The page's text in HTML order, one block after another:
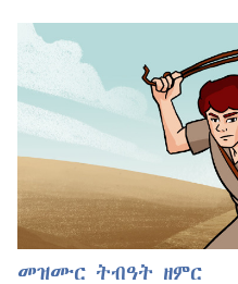
መዝሙር ትብዓት ዘምር